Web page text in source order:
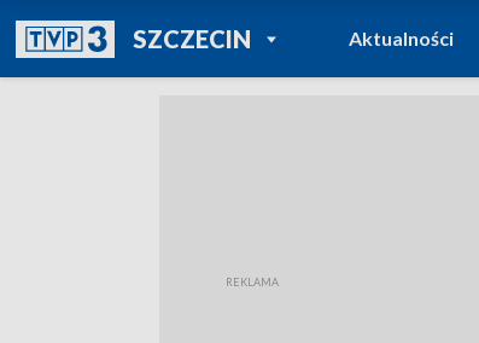
SZCZECINPOWRÓT DO
TVP REGIONY
Aktualności